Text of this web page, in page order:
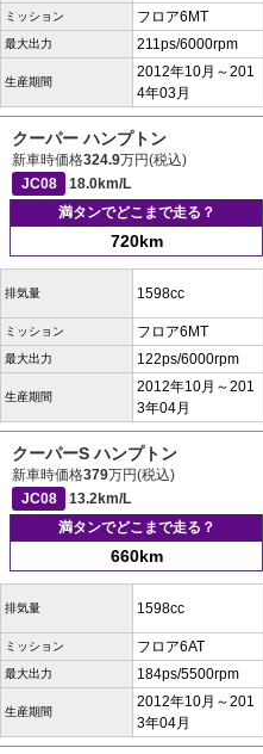
ミッション フロア6MT
最大出力 211ps/6000rpm
生産期間
2012年10月～201
4年03月
クーパー ハンプトン
新車時価格324.9万円(税込)
JC08
18.0km/L
満タンでどこまで走る？
720km
排気量 1598cc
ミッション フロア6MT
最大出力 122ps/6000rpm
生産期間
2012年10月～201
3年04月
クーパーS ハンプトン
新車時価格379万円(税込)
JC08
13.2km/L
満タンでどこまで走る？
660km
排気量 1598cc
ミッション フロア6AT
最大出力 184ps/5500rpm
生産期間
2012年10月～201
3年04月